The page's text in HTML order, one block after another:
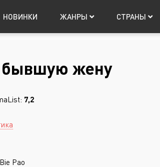
НОВИНКИ ЖАНРЫ
Фантастика
СТРАНЫ
Китай Таиланд
бывшую жену
7,2
Pao